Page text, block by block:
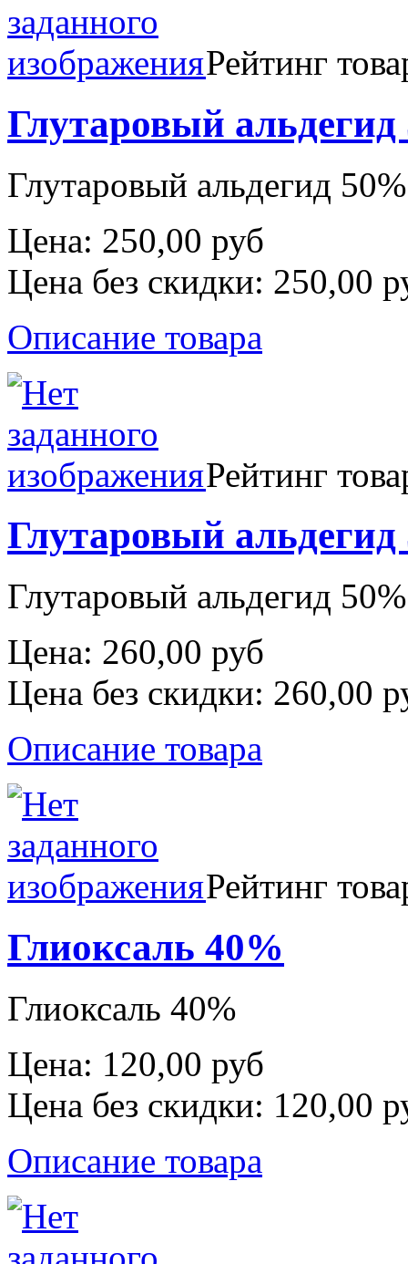
Рейтинг
Глутаровый
Глутаровый альдегид 50%
Цена: 250,00 руб
Цена без скидки: 250,00
Описание товара
Рейтинг
Глутаровый
Глутаровый альдегид
Цена: 260,00 руб
Цена без скидки: 260,00
Описание товара
Рейтинг
Глиоксаль 40%
Глиоксаль 40%
Цена: 120,00 руб
Цена без скидки: 120,00
Описание товара